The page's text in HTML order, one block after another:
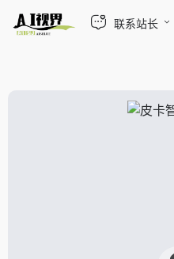
联系站长